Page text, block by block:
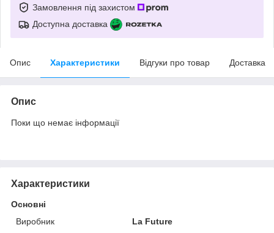
Замовлення під захистом
Доступна доставка
Опис Характеристики Відгуки про товар Доставка
Опис
Поки що немає інформації
Характеристики
Основні
Виробник
La Future